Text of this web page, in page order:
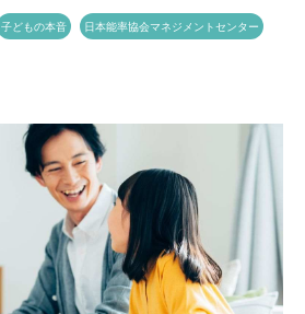
子どもの本音 日本能率協会マネジメントセンター